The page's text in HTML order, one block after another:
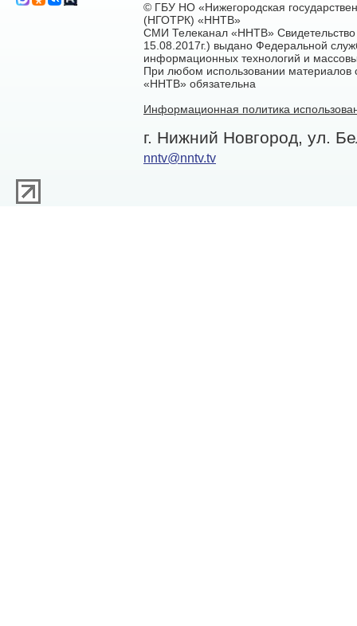
© ГБУ НО «Нижегородская
(НГОТРК) «ННТВ»
СМИ Телеканал «ННТВ»
15.08.2017г.) выдано Федеральной
информационных технологий и
При любом использовании материалов
«ННТВ» обязательна
Информационная политика
г. Нижний Новгород, ул.
nntv@nntv.tv